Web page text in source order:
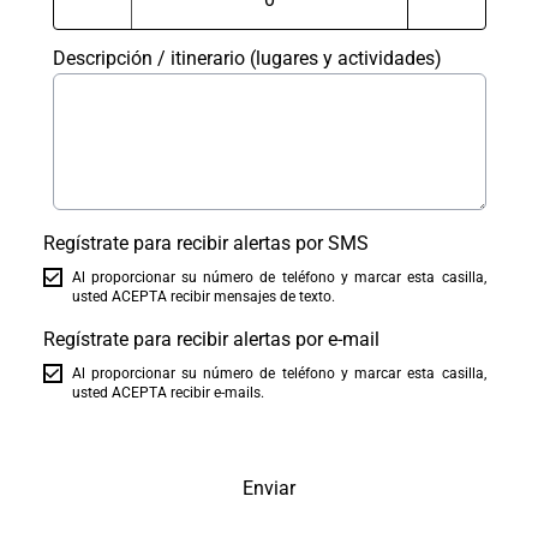
Descripción / itinerario (lugares y actividades)
Regístrate para recibir alertas por SMS
Al proporcionar su número de teléfono y marcar esta casilla,
usted ACEPTA recibir mensajes de texto.
Regístrate para recibir alertas por e-mail
Al proporcionar su número de teléfono y marcar esta casilla,
usted ACEPTA recibir e-mails.
Enviar